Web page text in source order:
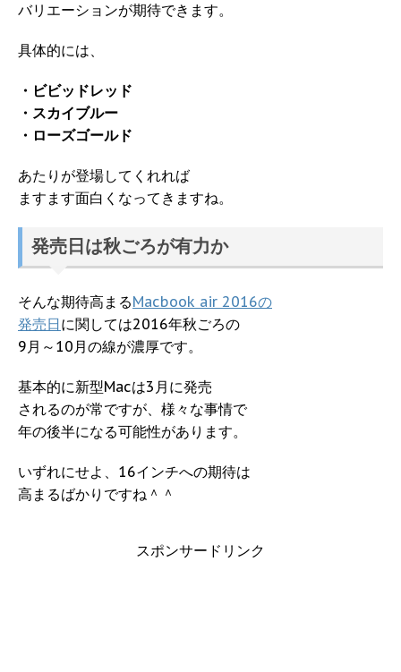
バリエーションが期待できます。
具体的には、
・ビビッドレッド
・スカイブルー
・ローズゴールド
あたりが登場してくれれば
ますます面白くなってきますね。
発売日は秋ごろが有力か
そんな期待高まるMacbook air 2016の
発売日に関しては2016年秋ごろの
9月～10月の線が濃厚です。
基本的に新型Macは3月に発売
されるのが常ですが、様々な事情で
年の後半になる可能性があります。
いずれにせよ、16インチへの期待は
高まるばかりですね＾＾
スポンサードリンク